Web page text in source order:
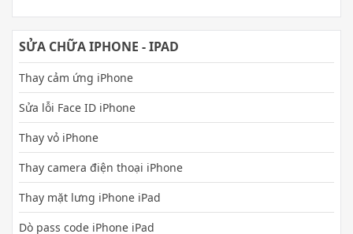
SỬA CHỮA IPHONE - IPAD
Thay cảm ứng iPhone
Sửa lỗi Face ID iPhone
Thay vỏ iPhone
Thay camera điện thoại iPhone
Thay mặt lưng iPhone iPad
Dò pass code iPhone iPad